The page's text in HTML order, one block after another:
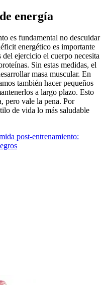
energía
es fundamental no descuidar
energético es importante
del ejercicio el cuerpo necesita
Sin estas medidas, el
masa muscular. En
también hacer pequeños
a largo plazo. Esto
pero vale la pena. Por
de vida lo más saludable
post-entrenamiento: